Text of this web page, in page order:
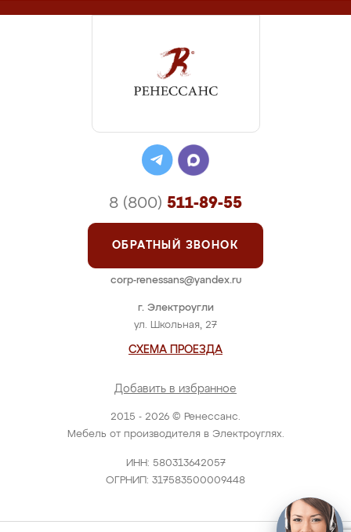
2015 - 2026 © Ренессанс.
Мебель от производителя в Электроуглях.
ИНН: 580313642057
ОГРНИП: 317583500009448
г. Электроугли
ул. Школьная, 27
СХЕМА ПРОЕЗДА
Добавить в избранное
8 (800) 511-89-55
ОБРАТНЫЙ ЗВОНОК
corp-renessans@yandex.ru